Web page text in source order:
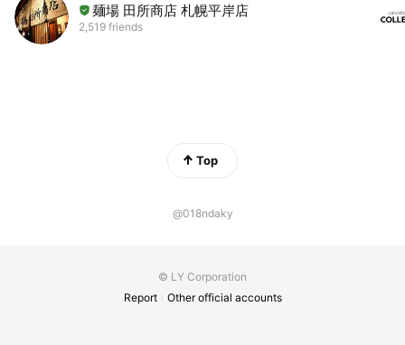
麺場 田所商店 札幌平岸店
2,519 friends
Top
@018ndaky
© LY Corporation
Report
Other official accounts